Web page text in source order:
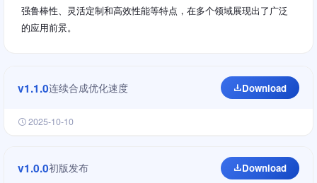
强鲁棒性、灵活定制和高效性能等特点，在多个领域展现出了广泛
的应用前景。
v1.1.0连续合成优化速度 Download
2025-10-10
v1.0.0初版发布 Download